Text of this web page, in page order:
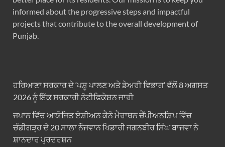
informed about the progressive steps and impactful
projects that contribute to the overall development of
Punjab.
ਹਰਿਆਣਾ ਸਰਕਾਰ ਦੇ ‘ਪਸ਼ੂ ਪਾਲਣ ਅਤੇ ਡੇਅਰੀ ਵਿਭਾਗ’ ਵੱਲੋਂ 8 ਅਗਸਤ
2026 ਨੂੰ ਇੱਕ ਸਰਕਾਰੀ ਨੋਟੀਫਿਕੇਸ਼ਨ ਜਾਰੀ
ਜਪਾਨ ਵਿੱਚ ਆਯੋਜਿਤ ਏਸ਼ੀਅਨ ਕੈਨੋ ਮੈਰਾਥਨ ਚੈਂਪੀਅਨਸ਼ਿਪ ਵਿੱਚ
ਚੰਡੀਗੜ੍ਹ ਦੇ 20 ਸਾਲਾ ਨੌਜਵਾਨ ਖਿਡਾਰੀ ਜਗਨਬੀਰ ਸਿੰਘ ਬਾਜਵਾ ਨੇ
ਸ਼ਾਨਦਾਰ ਪ੍ਰਦਰਸ਼ਨ